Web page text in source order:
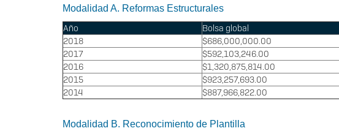
Modalidad A. Reformas Estructurales
Año Bolsa global
2018
$686,000,000.00
2017
$592,103,246.00
2016
$1,320,875,814.00
2015
$923,257,693.00
2014
$887,966,822.00
Modalidad B. Reconocimiento de Plantilla